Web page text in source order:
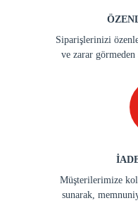
Siparişlerinizi
ve zarar görmeden
Müşterilerimize
sunarak,